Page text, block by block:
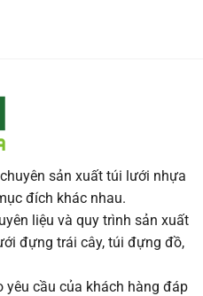
sản xuất túi lưới nhựa
đích khác nhau.
liệu và quy trình sản xuất
đựng trái cây, túi đựng đồ,
yêu cầu của khách hàng đáp